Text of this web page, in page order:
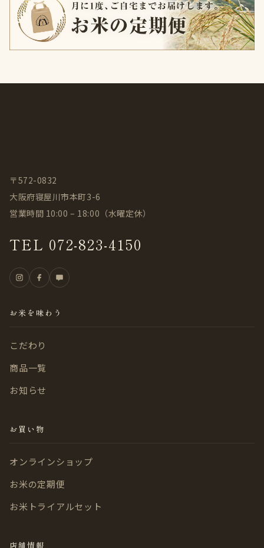
〒572-0832
大阪府寝屋川市本町3-6
営業時間 10:00 – 18:00（水曜定休）
TEL 072-823-4150
お米を味わう
こだわり
商品一覧
お知らせ
お買い物
オンラインショップ
お米の定期便
お米トライアルセット
店舗情報